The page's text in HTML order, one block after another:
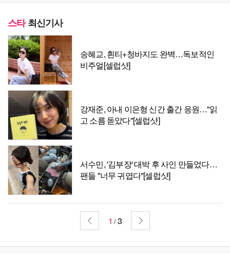
스타최신기사
송혜교, 흰티+청바지도 완벽…독보적인
비주얼[셀럽샷]
강재준, 아내 이은형 신간 출간 응원…"읽
고 소름 돋았다"[셀럽샷]
서수민, '김부장' 대박 후 사인 만들었다…
팬들 "너무 귀엽다"[셀럽샷]
1 /3